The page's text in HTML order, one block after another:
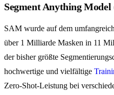
Segment Anything
SAM wurde auf dem
über 1 Milliarde Masken in 11
der bisher größte
hochwertige und vielfältige
Zero-Shot-Leistung bei